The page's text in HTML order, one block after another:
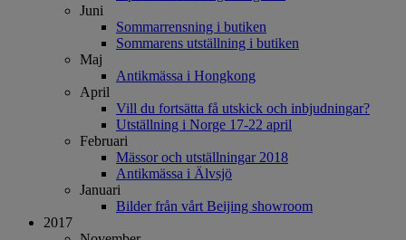
Juni
Sommarrensning i butiken
Sommarens utställning i butiken
Maj
Antikmässa i Hongkong
April
Vill du fortsätta få utskick och inbjudningar?
Utställning i Norge 17-22 april
Februari
Mässor och utställningar 2018
Antikmässa i Älvsjö
Januari
Bilder från vårt Beijing showroom
2017